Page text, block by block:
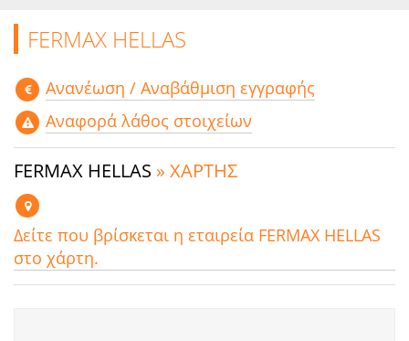
FERMAX HELLAS
Aνανέωση / Αναβάθμιση εγγραφής
Αναφορά λάθος στοιχείων
FERMAX HELLAS » ΧΑΡΤΗΣ
Δείτε που βρίσκεται η εταιρεία FERMAX HELLAS
στο χάρτη.